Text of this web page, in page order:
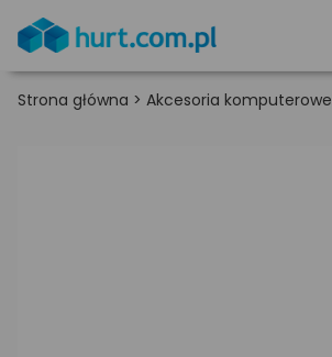
Strona główna > Akcesoria komputerowe